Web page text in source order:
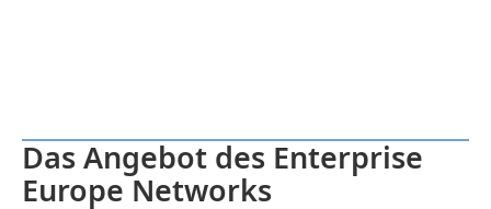
Das Angebot des Enterprise
Europe Networks